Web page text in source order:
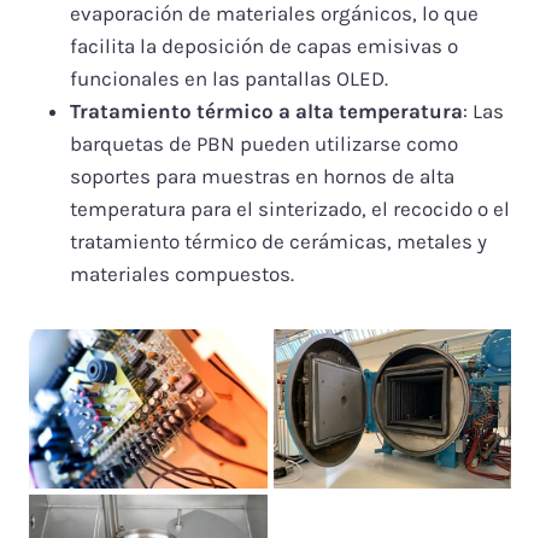
evaporación de materiales orgánicos, lo que
facilita la deposición de capas emisivas o
funcionales en las pantallas OLED.
Tratamiento térmico a alta temperatura: Las
barquetas de PBN pueden utilizarse como
soportes para muestras en hornos de alta
temperatura para el sinterizado, el recocido o el
tratamiento térmico de cerámicas, metales y
materiales compuestos.